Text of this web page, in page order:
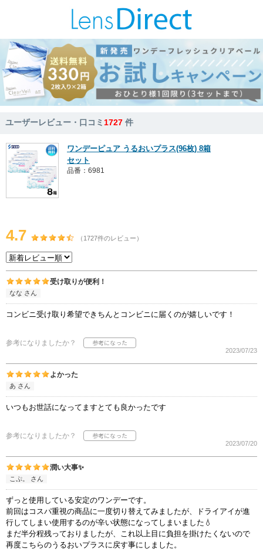
ユーザーレビュー・口コミ1727 件
ワンデーピュア うるおいプラス(96枚) 8箱
セット
品番：6981
4.7 （1727件のレビュー）
受け取りが便利！
なな さん
コンビニ受け取り希望できちんとコンビニに届くのが嬉しいです！
参考になりましたか？
2023/07/23
よかった
あ さん
いつもお世話になってますとても良かったです
参考になりましたか？
2023/07/20
潤い大事✨
こぷ。 さん
ずっと使用している安定のワンデーです。
前回はコスパ重視の商品に一度切り替えてみましたが、ドライアイが進
行してしまい使用するのが辛い状態になってしまいました💧
まだ半分程残っておりましたが、これ以上目に負担を掛けたくないので
再度こちらのうるおいプラスに戻す事にしました。